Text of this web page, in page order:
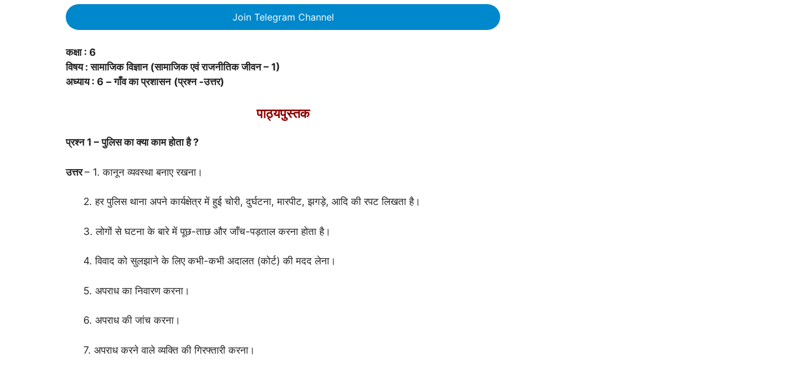
Join Telegram Channel
कक्षा : 6
विषय : सामाजिक विज्ञान (सामाजिक एवं राजनीतिक जीवन – 1)
अध्याय : 6 – गाँव का प्रशासन (प्रश्न -उत्तर)
पाठ्यपुस्तक
प्रश्न 1 – पुलिस का क्या काम होता है ?
उत्तर– 1. कानून व्यवस्था बनाए रखना।
2. हर पुलिस थाना अपने कार्यक्षेत्र में हुई चोरी, दुर्घटना, मारपीट, झगड़े, आदि की रपट लिखता है।
3. लोगों से घटना के बारे में पूछ-ताछ और जाँच-पड़ताल करना होता है।
4. विवाद को सुलझाने के लिए कभी-कभी अदालत (कोर्ट) की मदद लेना।
5. अपराध का निवारण करना।
6. अपराध की जांच करना।
7. अपराध करने वाले व्यक्ति की गिरफ्तारी करना।